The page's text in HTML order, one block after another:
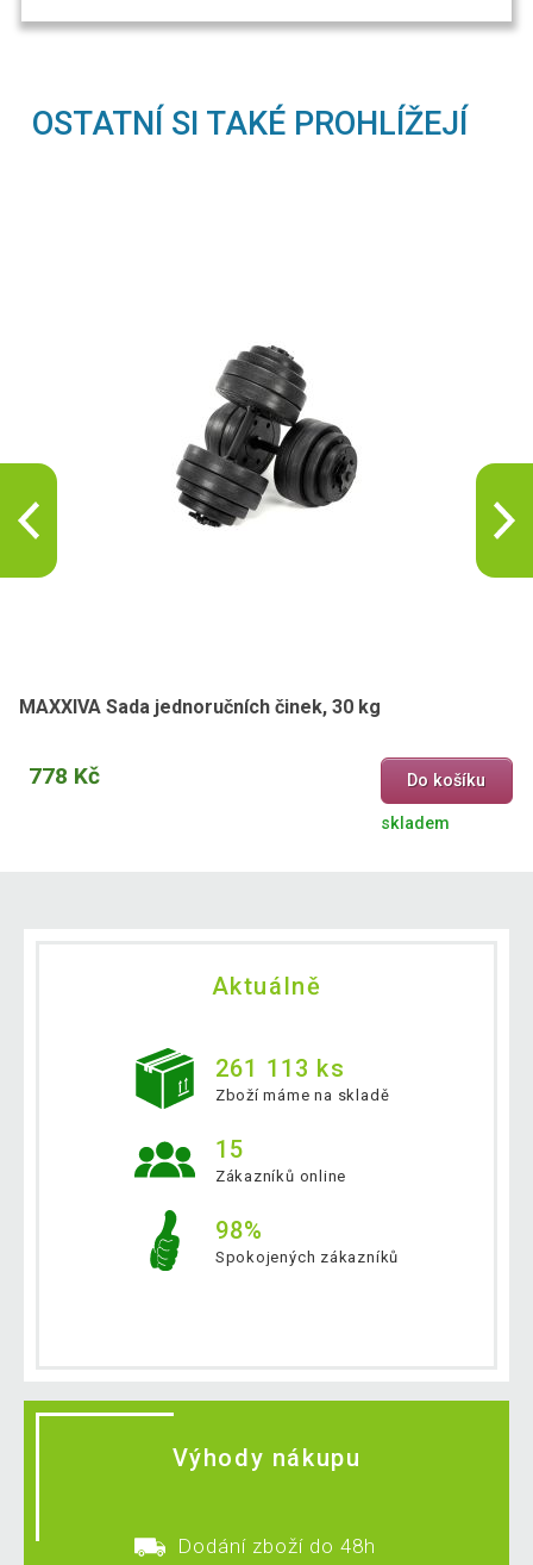
OSTATNÍ SI TAKÉ PROHLÍŽEJÍ
MAXXIVA Sada jednoručních činek, 30 kg
778 Kč Do košíku
skladem
Aktuálně
261 113 ks
Zboží máme na skladě
15
Zákazníků online
98%
Spokojených zákazníků
Výhody nákupu
Dodání zboží do 48h